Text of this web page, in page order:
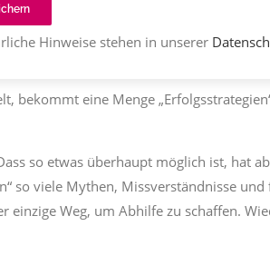
bekommt eine Menge
so etwas überhaupt möglich ist, hat
so viele Mythen, Missverständnisse und
einzige Weg, um Abhilfe zu schaffen.
Hinweise stehen in unserer